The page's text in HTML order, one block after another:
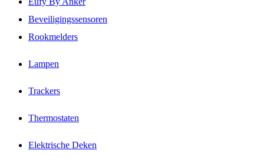
Beveiligingssensoren
Rookmelders
Lampen
Trackers
Thermostaten
Elektrische Deken